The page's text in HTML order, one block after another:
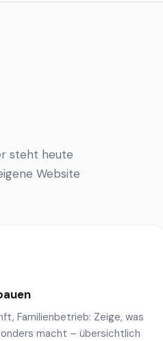
steht heute
Website
Familienbetrieb: Zeige, was
macht – übersichtlich